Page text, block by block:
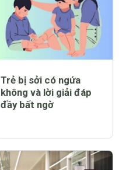
Trẻ bị sởi có ngứa
không và lời giải đáp
đầy bất ngờ